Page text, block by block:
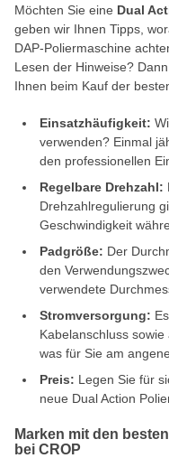
Möchten Sie eine Dual
geben wir Ihnen Tipps,
DAP-Poliermaschine
Lesen der Hinweise?
Ihnen beim Kauf der
Einsatzhäufigkeit:
verwenden? Einmal
den professionellen
Regelbare Drehzahl:
Drehzahlregulierung
Geschwindigkeit
Padgröße: Der
den
verwendete
Stromversorgung:
Kabelanschluss sowie
was für Sie am
Preis: Legen Sie für
neue Dual Action
Marken mit den
bei CROP